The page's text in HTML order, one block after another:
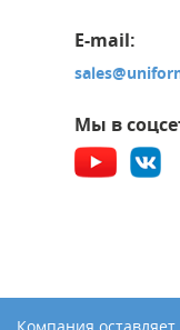
E-mail:
Мы в